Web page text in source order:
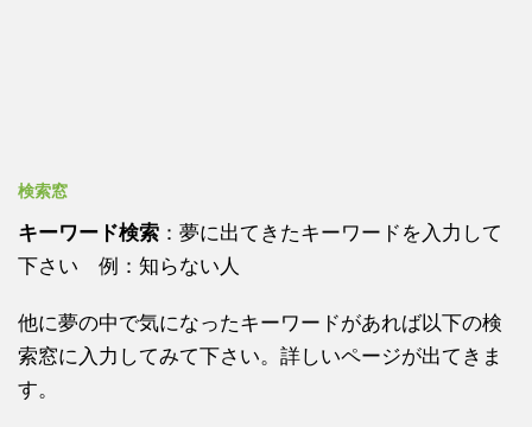
検索窓
キーワード検索 ：夢に出てきたキーワードを入力して
下さい 例：知らない人
他に夢の中で気になったキーワードがあれば以下の検
索窓に入力してみて下さい。詳しいページが出てきま
す。